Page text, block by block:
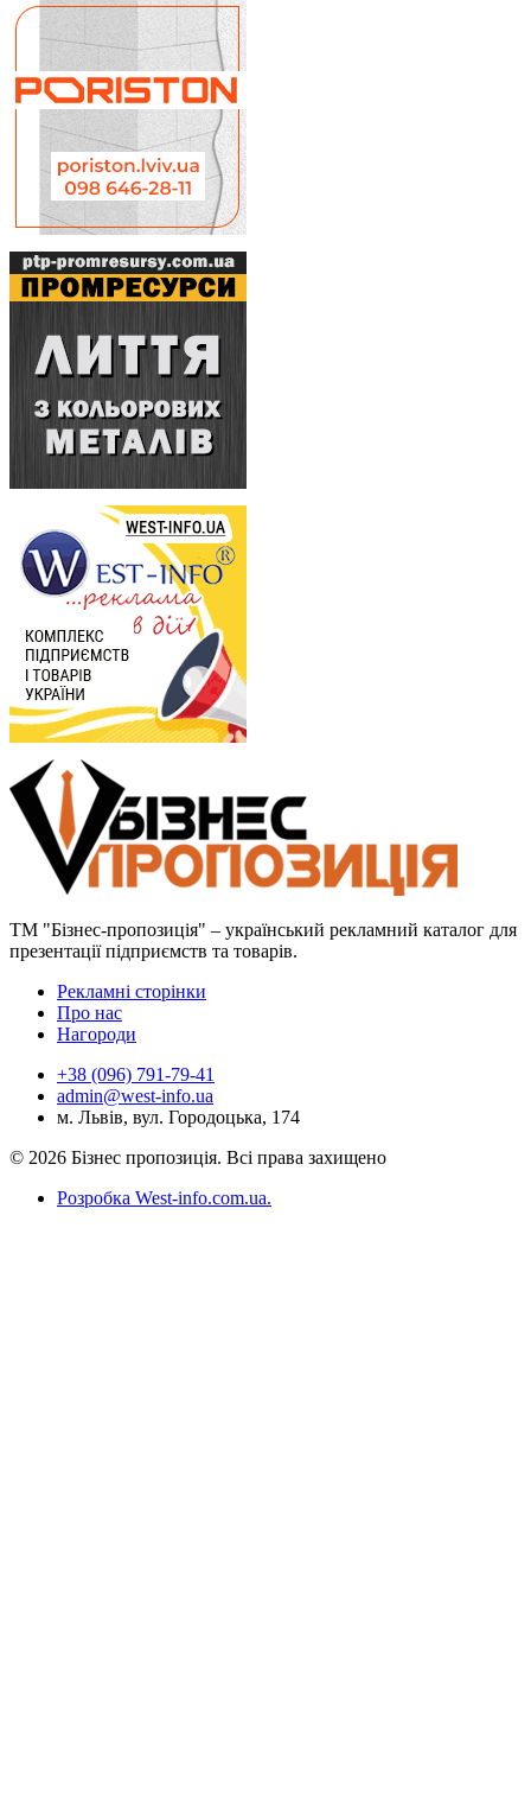
ТМ "Бізнес-пропозиція" – український рекламний каталог для
презентації підприємств та товарів.
Рекламні сторінки
Про нас
Нагороди
+38 (096) 791-79-41
admin@west-info.ua
м. Львів, вул. Городоцька, 174
© 2026 Бізнес пропозиція. Всі права захищено
Розробка West-info.com.ua.